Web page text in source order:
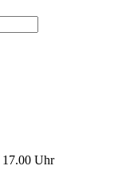
Uhr